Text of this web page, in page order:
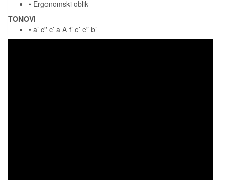
• Ergonomski oblik
TONOVI
• a’ c” c’ a A f’ e’ e” b’